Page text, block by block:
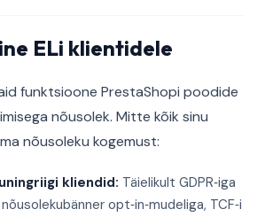
ELi klientidele
funktsioone PrestaShopi poodide
nõusolek. Mitte kõik sinu
nõusoleku kogemust:
kliendid: Täielikult GDPR‑iga
opt‑in‑mudeliga, TCF‑i